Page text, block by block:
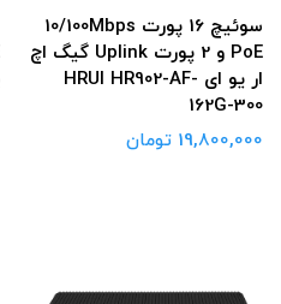
سوئیچ 16 پورت 10/100Mbps
PoE و 2 پورت Uplink گیگ اچ
ار یو ای HRUI HR902-AF-
162G-300
19,800,000 تومان